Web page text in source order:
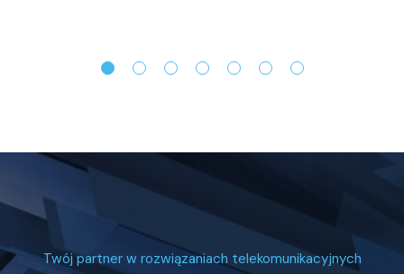
Twój partner w rozwiązaniach telekomunikacyjnych